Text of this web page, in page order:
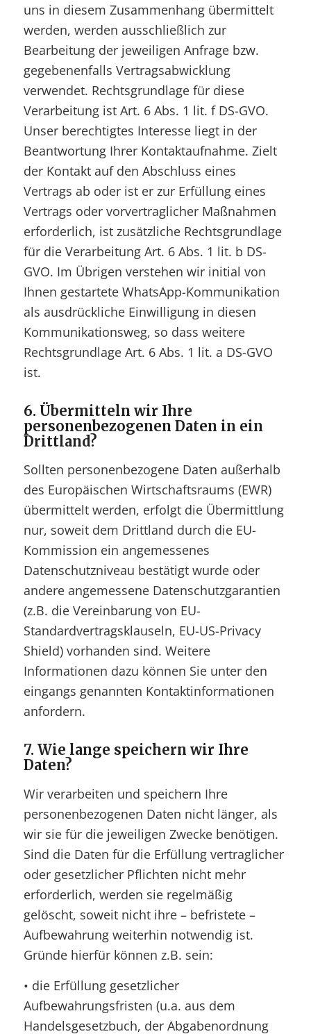
uns in diesem Zusammenhang übermittelt
werden, werden ausschließlich zur
Bearbeitung der jeweiligen Anfrage bzw.
gegebenenfalls Vertragsabwicklung
verwendet. Rechtsgrundlage für diese
Verarbeitung ist Art. 6 Abs. 1 lit. f DS-GVO.
Unser berechtigtes Interesse liegt in der
Beantwortung Ihrer Kontaktaufnahme. Zielt
der Kontakt auf den Abschluss eines
Vertrags ab oder ist er zur Erfüllung eines
Vertrags oder vorvertraglicher Maßnahmen
erforderlich, ist zusätzliche Rechtsgrundlage
für die Verarbeitung Art. 6 Abs. 1 lit. b DS-
GVO. Im Übrigen verstehen wir initial von
Ihnen gestartete WhatsApp-Kommunikation
als ausdrückliche Einwilligung in diesen
Kommunikationsweg, so dass weitere
Rechtsgrundlage Art. 6 Abs. 1 lit. a DS-GVO
ist.
6. Übermitteln wir Ihre
personenbezogenen Daten in ein
Drittland?
Sollten personenbezogene Daten außerhalb
des Europäischen Wirtschaftsraums (EWR)
übermittelt werden, erfolgt die Übermittlung
nur, soweit dem Drittland durch die EU-
Kommission ein angemessenes
Datenschutzniveau bestätigt wurde oder
andere angemessene Datenschutzgarantien
(z.B. die Vereinbarung von EU-
Standardvertragsklauseln, EU-US-Privacy
Shield) vorhanden sind. Weitere
Informationen dazu können Sie unter den
eingangs genannten Kontaktinformationen
anfordern.
7. Wie lange speichern wir Ihre
Daten?
Wir verarbeiten und speichern Ihre
personenbezogenen Daten nicht länger, als
wir sie für die jeweiligen Zwecke benötigen.
Sind die Daten für die Erfüllung vertraglicher
oder gesetzlicher Pflichten nicht mehr
erforderlich, werden sie regelmäßig
gelöscht, soweit nicht ihre – befristete –
Aufbewahrung weiterhin notwendig ist.
Gründe hierfür können z.B. sein:
• die Erfüllung gesetzlicher
Aufbewahrungsfristen (u.a. aus dem
Handelsgesetzbuch, der Abgabenordnung